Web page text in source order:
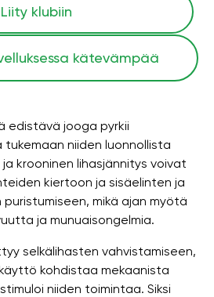
Liity klubiin
kätevämpää
edistävä jooga pyrkii
niiden luonnollista
krooninen lihasjännitys voivat
kiertoon ja sisäelinten ja
mikä ajan myötä
ja munuaisongelmia.
selkälihasten vahvistamiseen,
kohdistaa mekaanista
niiden toimintaa. Siksi